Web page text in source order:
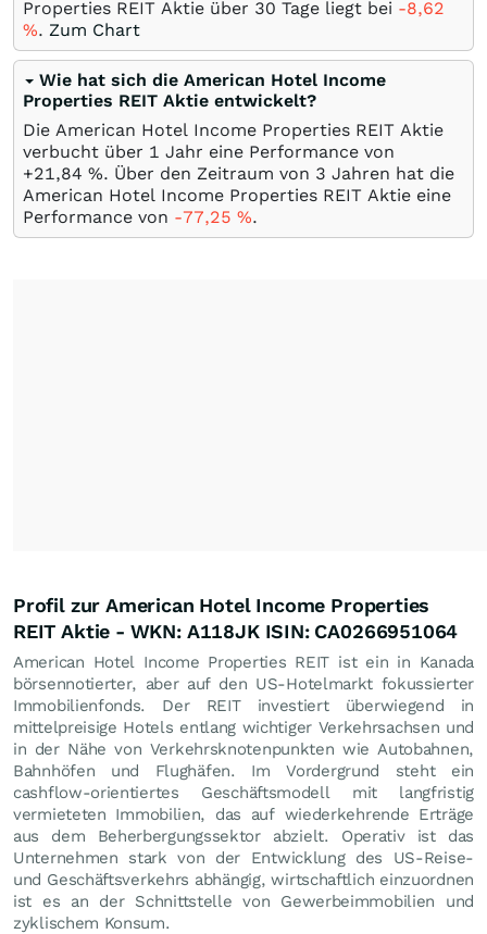
Properties REIT Aktie über 30 Tage liegt bei -8,62
%. Zum Chart
Wie hat sich die American Hotel Income
Properties REIT Aktie entwickelt?
Die American Hotel Income Properties REIT Aktie
verbucht über 1 Jahr eine Performance von
+21,84 %. Über den Zeitraum von 3 Jahren hat die
American Hotel Income Properties REIT Aktie eine
Performance von -77,25 %.
Profil zur American Hotel Income Properties
REIT Aktie - WKN: A118JK ISIN: CA0266951064
American Hotel Income Properties REIT ist ein in Kanada
börsennotierter, aber auf den US-Hotelmarkt fokussierter
Immobilienfonds. Der REIT investiert überwiegend in
mittelpreisige Hotels entlang wichtiger Verkehrsachsen und
in der Nähe von Verkehrsknotenpunkten wie Autobahnen,
Bahnhöfen und Flughäfen. Im Vordergrund steht ein
cashflow-orientiertes Geschäftsmodell mit langfristig
vermieteten Immobilien, das auf wiederkehrende Erträge
aus dem Beherbergungssektor abzielt. Operativ ist das
Unternehmen stark von der Entwicklung des US-Reise-
und Geschäftsverkehrs abhängig, wirtschaftlich einzuordnen
ist es an der Schnittstelle von Gewerbeimmobilien und
zyklischem Konsum.